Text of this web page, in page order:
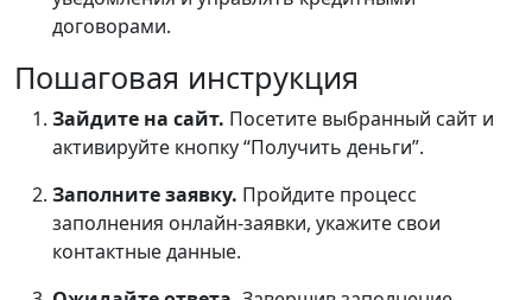
договорами.
Пошаговая инструкция
Зайдите на сайт. Посетите выбранный сайт и
активируйте кнопку “Получить деньги”.
Заполните заявку. Пройдите процесс
заполнения онлайн-заявки, укажите свои
контактные данные.